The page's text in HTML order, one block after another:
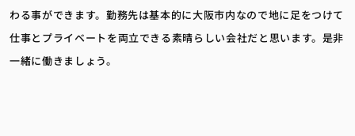
わる事ができます。勤務先は基本的に大阪市内なので地に足をつけて
仕事とプライベートを両立できる素晴らしい会社だと思います。是非
一緒に働きましょう。